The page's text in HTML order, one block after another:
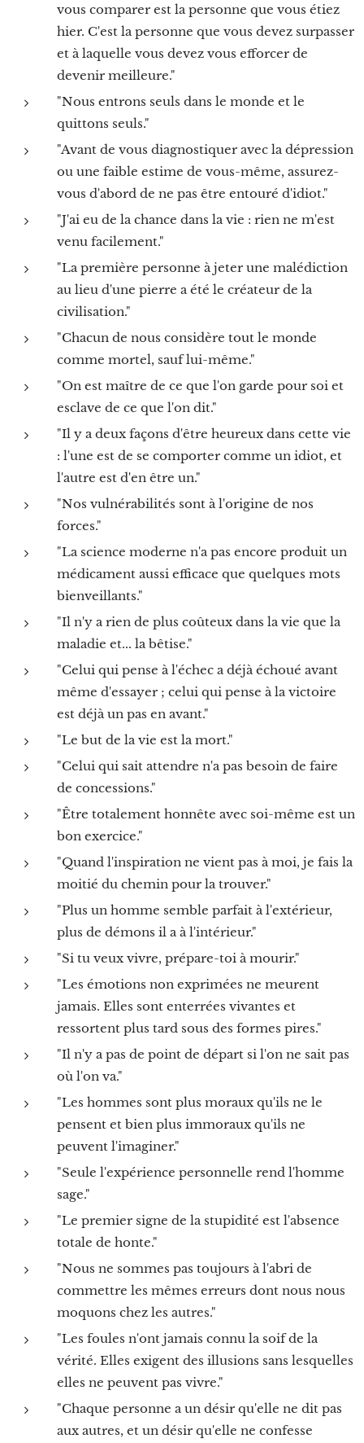
vous comparer est la personne que vous étiez
hier. C'est la personne que vous devez surpasser
et à laquelle vous devez vous efforcer de
devenir meilleure."
"Nous entrons seuls dans le monde et le
quittons seuls."
"Avant de vous diagnostiquer avec la dépression
ou une faible estime de vous-même, assurez-
vous d'abord de ne pas être entouré d'idiot."
"J'ai eu de la chance dans la vie : rien ne m'est
venu facilement."
"La première personne à jeter une malédiction
au lieu d'une pierre a été le créateur de la
civilisation."
"Chacun de nous considère tout le monde
comme mortel, sauf lui-même."
"On est maître de ce que l'on garde pour soi et
esclave de ce que l'on dit."
"Il y a deux façons d'être heureux dans cette vie
: l'une est de se comporter comme un idiot, et
l'autre est d'en être un."
"Nos vulnérabilités sont à l'origine de nos
forces."
"La science moderne n'a pas encore produit un
médicament aussi efficace que quelques mots
bienveillants."
"Il n'y a rien de plus coûteux dans la vie que la
maladie et... la bêtise."
"Celui qui pense à l'échec a déjà échoué avant
même d'essayer ; celui qui pense à la victoire
est déjà un pas en avant."
"Le but de la vie est la mort."
"Celui qui sait attendre n'a pas besoin de faire
de concessions."
"Être totalement honnête avec soi-même est un
bon exercice."
"Quand l'inspiration ne vient pas à moi, je fais la
moitié du chemin pour la trouver."
"Plus un homme semble parfait à l'extérieur,
plus de démons il a à l'intérieur."
"Si tu veux vivre, prépare-toi à mourir."
"Les émotions non exprimées ne meurent
jamais. Elles sont enterrées vivantes et
ressortent plus tard sous des formes pires."
"Il n'y a pas de point de départ si l'on ne sait pas
où l'on va."
"Les hommes sont plus moraux qu'ils ne le
pensent et bien plus immoraux qu'ils ne
peuvent l'imaginer."
"Seule l'expérience personnelle rend l'homme
sage."
"Le premier signe de la stupidité est l'absence
totale de honte."
"Nous ne sommes pas toujours à l'abri de
commettre les mêmes erreurs dont nous nous
moquons chez les autres."
"Les foules n'ont jamais connu la soif de la
vérité. Elles exigent des illusions sans lesquelles
elles ne peuvent pas vivre."
"Chaque personne a un désir qu'elle ne dit pas
aux autres, et un désir qu'elle ne confesse